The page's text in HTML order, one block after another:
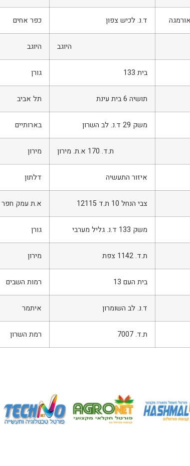
ד.נ. לכיש צפון כפר אחים
היוגב היוגב
בית 133 גורן
תושיה 6 בית עינת תל אביב
משק 29 ד.נ. לב השרון בארותיים
ת.ד. 170 א.ת. מירון מירון
איזור התעשיה דלתון
צבי הנחל 10 ת.ד 12115 א.ת עמק חפר
משק 133 ד.נ. גליל מערבי גורן
ת.ד. 1142 צפת מירון
בית העם 13 רמות השבים
ד.נ. לב השומרון איתמר
ת.ד. 7007 רמת השרון